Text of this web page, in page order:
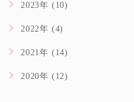
2023年 (10)
2022年 (4)
2021年 (14)
2020年 (12)